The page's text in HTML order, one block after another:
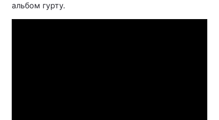
альбом гурту.